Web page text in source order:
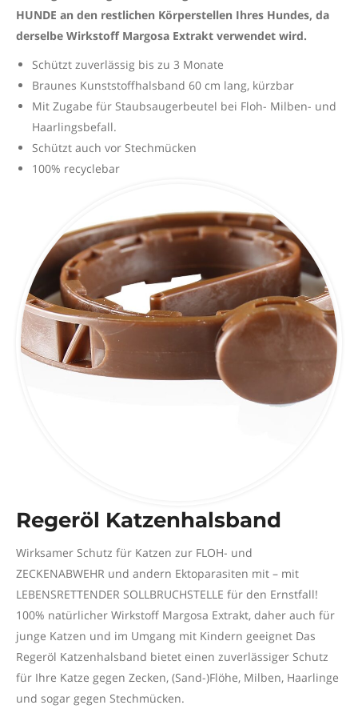
HUNDE an den restlichen Körperstellen Ihres Hundes, da
derselbe Wirkstoff Margosa Extrakt verwendet wird.
Schützt zuverlässig bis zu 3 Monate
Braunes Kunststoffhalsband 60 cm lang, kürzbar
Mit Zugabe für Staubsaugerbeutel bei Floh- Milben- und
Haarlingsbefall.
Schützt auch vor Stechmücken
100% recyclebar
Regeröl Katzenhalsband
Wirksamer Schutz für Katzen zur FLOH- und
ZECKENABWEHR und andern Ektoparasiten mit – mit
LEBENSRETTENDER SOLLBRUCHSTELLE für den Ernstfall!
100% natürlicher Wirkstoff Margosa Extrakt, daher auch für
junge Katzen und im Umgang mit Kindern geeignet Das
Regeröl Katzenhalsband bietet einen zuverlässiger Schutz
für Ihre Katze gegen Zecken, (Sand-)Flöhe, Milben, Haarlinge
und sogar gegen Stechmücken.